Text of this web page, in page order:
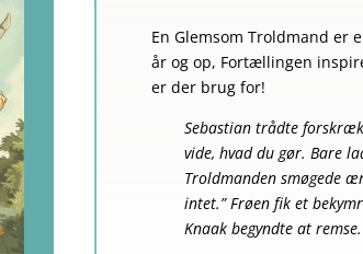
En Glemsom Troldmand er
år og op, Fortællingen
er der brug for!
Sebastian trådte
vide, hvad du gør. Bare
Troldmanden smøgede
intet.” Frøen fik et
Knaak begyndte at remse.